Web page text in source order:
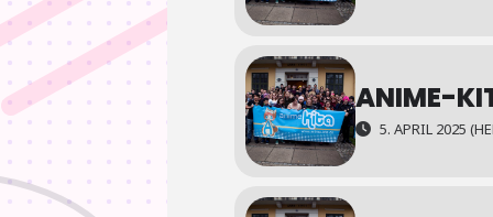
ANIME-
5. APRIL 2025